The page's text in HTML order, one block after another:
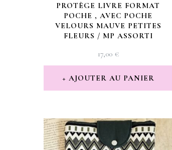
PROTÈGE LIVRE FORMAT
POCHE , AVEC POCHE
VELOURS MAUVE PETITES
FLEURS / MP ASSORTI
17,00 €
AJOUTER AU PANIER